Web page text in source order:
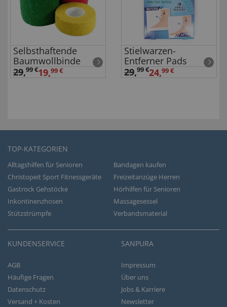
Selbsthaftende
Baumwollbinde
29,99 €19,99 €
Stielwarzen-
Entferner Pads
29,99 €24,99 €
TOP-KATEGORIEN
Alltagshilfen für Senioren
Bandagen kaufen
Christopeit Sport Fitnessgeräte
Freizeitanzüge Herren
Gastrock Gehstöcke
Hörhilfen für Senioren
Inkontinenzhosen
Massagesessel
Stützstrümpfe
Verbandsmaterial
KUNDENSERVICE
AGB
Häufige Fragen
Datenschutz
Versand + Kosten
SANPURA
Impressum
Über uns
Jobs & Karriere
Newsletter